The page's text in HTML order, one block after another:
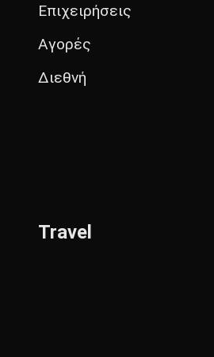
Επιχειρήσεις
Αγορές
Διεθνή
Travel